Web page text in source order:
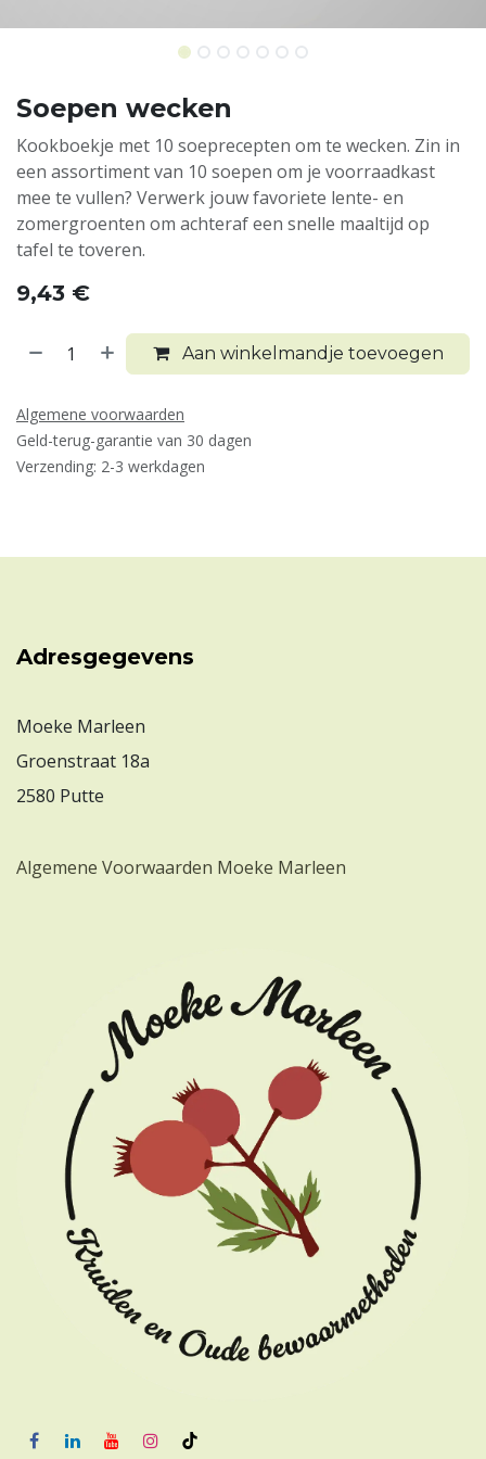
Soepen wecken
Kookboekje met 10 soeprecepten om te wecken. Zin in
een assortiment van 10 soepen om je voorraadkast
mee te vullen? Verwerk jouw favoriete lente- en
zomergroenten om achteraf een snelle maaltijd op
tafel te toveren.
9,43 €
Aan winkelmandje toevoegen
Algemene voorwaarden
Geld-terug-garantie van 30 dagen
Verzending: 2-3 werkdagen
Adresgegevens
Moeke Marleen
Groenstraat 18a
2580 Putte
Algemene Voorwaarden Moeke Marleen